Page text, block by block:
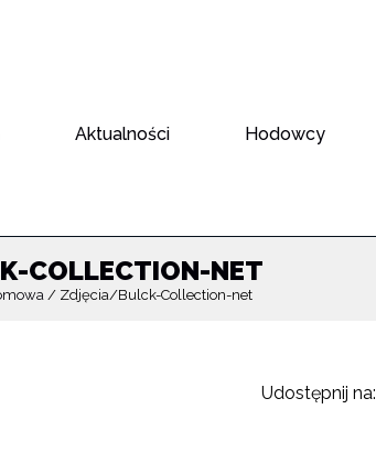
Aktualności Hodowcy
COLLECTION-NET
Zdjęcia Bulck-Collection-net
Udostępnij na: